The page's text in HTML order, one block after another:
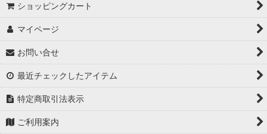
ショッピングカート
マイページ
お問い合せ
最近チェックしたアイテム
特定商取引法表示
ご利用案内